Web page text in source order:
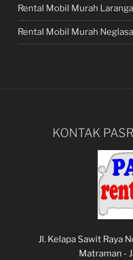
Rental Mobil Murah
Rental Mobil Murah
KONTAK
Jl. Kelapa Sawit Raya
Matraman -